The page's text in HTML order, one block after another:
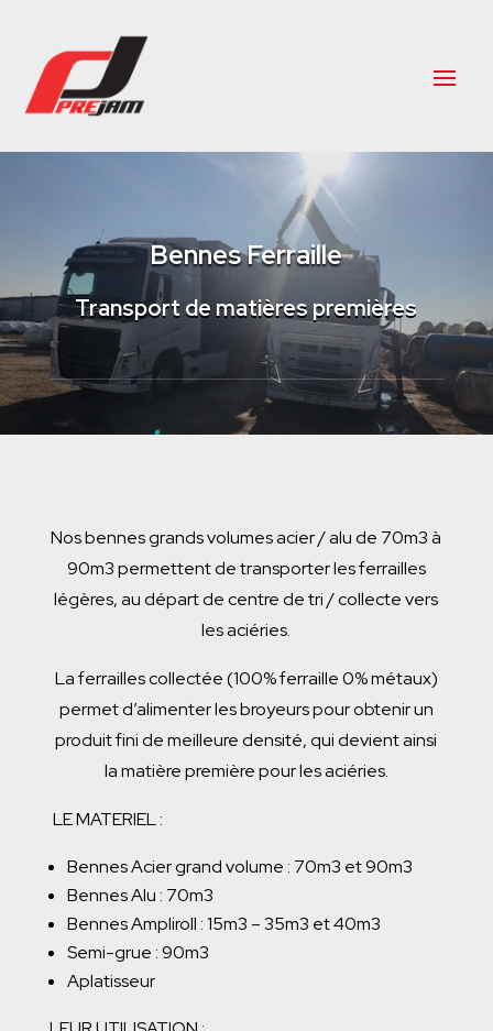
Bennes Ferraille
Transport de matières premières
Nos bennes grands volumes acier / alu de 70m3 à
90m3 permettent de transporter lesferrailles
légères, au départ de centre de tri / collecte vers
les aciéries.
Laferrailles collectée (100%ferraille0% métaux)
permet d’alimenter les broyeurs pour obtenir un
produit fini de meilleure densité, qui devient ainsi
la matière première pour les aciéries.
LE MATERIEL :
Bennes Acier grand volume : 70m3 et 90m3
Bennes Alu : 70m3
Bennes Ampliroll : 15m3 – 35m3 et 40m3
Semi-grue : 90m3
Aplatisseur